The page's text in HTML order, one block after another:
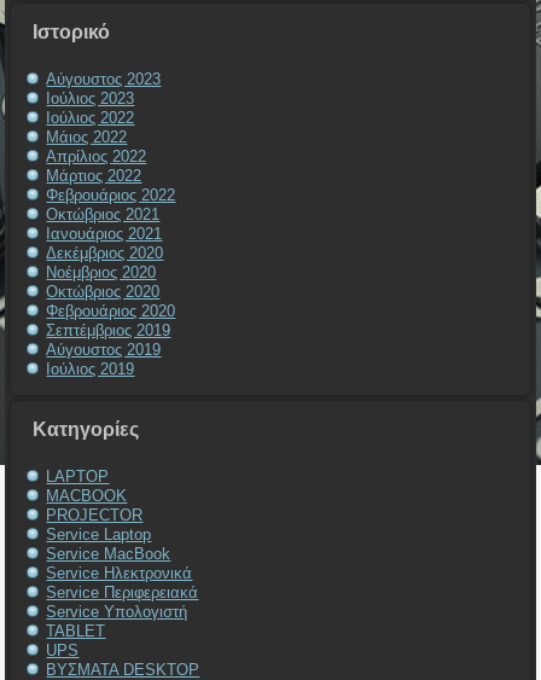
Ιστορικό
Αύγουστος 2023
Ιούλιος 2023
Ιούλιος 2022
Μάιος 2022
Απρίλιος 2022
Μάρτιος 2022
Φεβρουάριος 2022
Οκτώβριος 2021
Ιανουάριος 2021
Δεκέμβριος 2020
Νοέμβριος 2020
Οκτώβριος 2020
Φεβρουάριος 2020
Σεπτέμβριος 2019
Αύγουστος 2019
Ιούλιος 2019
Kατηγορίες
LAPTOP
MACBOOK
PROJECTOR
Service Laptop
Service MacBook
Service Ηλεκτρονικά
Service Περιφερειακά
Service Υπολογιστή
TABLET
UPS
ΒΥΣΜΑΤΑ DESKTOP